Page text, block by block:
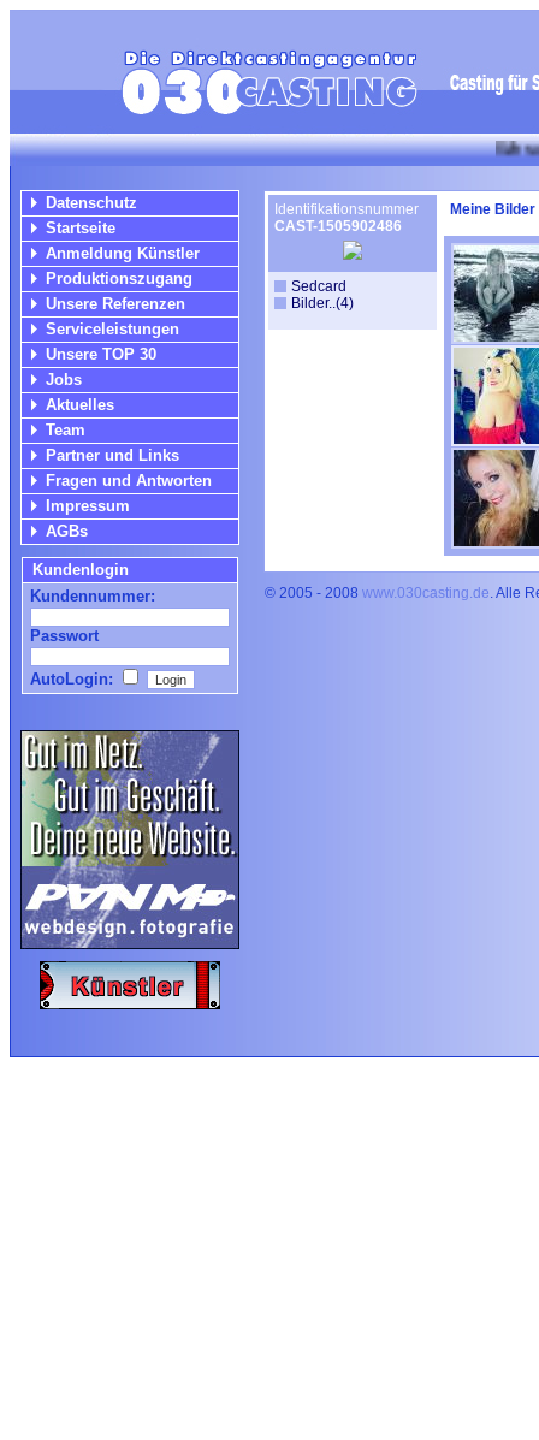
Wir suchen für
Datenschutz
Startseite
Anmeldung Künstler
Produktionszugang
Unsere Referenzen
Serviceleistungen
Unsere TOP 30
Jobs
Aktuelles
Team
Partner und Links
Fragen und Antworten
Impressum
AGBs
Kundenlogin
Kundennummer:
Passwort
AutoLogin:
Identifikationsnummer
CAST-1505902486
Sedcard
Bilder..(4)
Meine Bilder
© 2005 - 2008 www.030casting.de. Alle